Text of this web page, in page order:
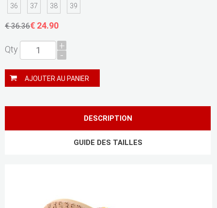
36 37 38 39
€ 36.36€ 24.90
Qty +
-
AJOUTER AU PANIER
DESCRIPTION
GUIDE DES TAILLES